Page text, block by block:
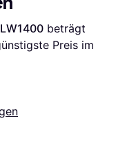
beträgt
Preis im